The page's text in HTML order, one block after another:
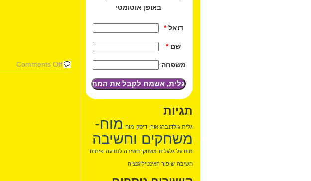
Comments Off
באופן אוטומטי
דואל *
שם *
משפחה
תגיות
גלית גולדנברג אורן דיסק מוח מוח-
משחקים וחשיבה
מוח על גלגלים משחקי חשיבה לנסיעה פיתוח
חשיבה שיפור האינטיליגנציה